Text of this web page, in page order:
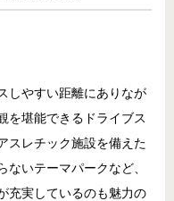
しやすい距離にありなが
を堪能できるドライブス
スレチック施設を備えた
いテーマパークなど、
充実しているのも魅力の